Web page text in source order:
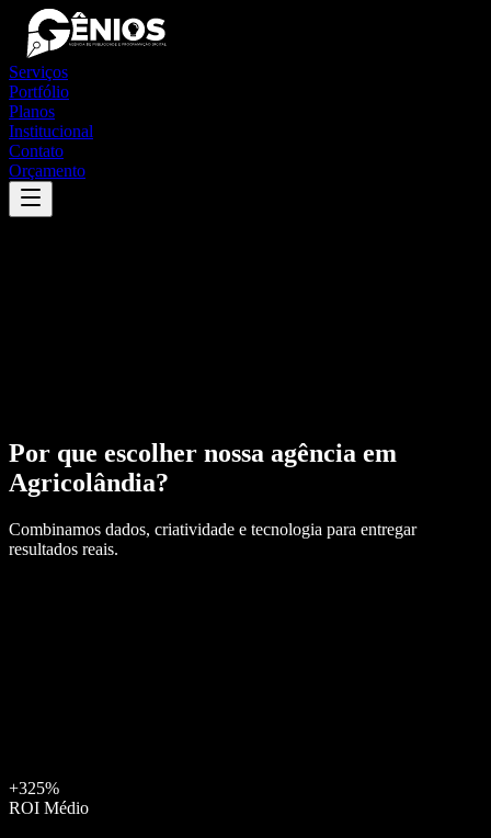
Serviços
Portfólio
Planos
Institucional
Contato
Orçamento
Por que escolher nossa agência em
Agricolândia?
Combinamos dados, criatividade e tecnologia para entregar
resultados reais.
+325%
ROI Médio